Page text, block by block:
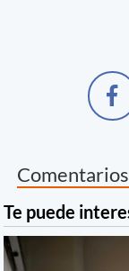
Comentarios